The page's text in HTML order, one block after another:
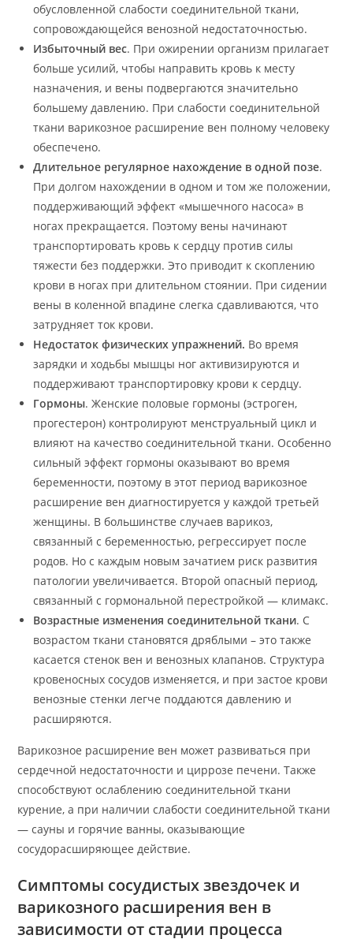
обусловленной слабости соединительной ткани,
сопровождающейся венозной недостаточностью.
Избыточный вес. При ожирении организм прилагает
больше усилий, чтобы направить кровь к месту
назначения, и вены подвергаются значительно
большему давлению. При слабости соединительной
ткани варикозное расширение вен полному человеку
обеспечено.
Длительное регулярное нахождение в одной позе.
При долгом нахождении в одном и том же положении,
поддерживающий эффект «мышечного насоса» в
ногах прекращается. Поэтому вены начинают
транспортировать кровь к сердцу против силы
тяжести без поддержки. Это приводит к скоплению
крови в ногах при длительном стоянии. При сидении
вены в коленной впадине слегка сдавливаются, что
затрудняет ток крови.
Недостаток физических упражнений. Во время
зарядки и ходьбы мышцы ног активизируются и
поддерживают транспортировку крови к сердцу.
Гормоны. Женские половые гормоны (эстроген,
прогестерон) контролируют менструальный цикл и
влияют на качество соединительной ткани. Особенно
сильный эффект гормоны оказывают во время
беременности, поэтому в этот период варикозное
расширение вен диагностируется у каждой третьей
женщины. В большинстве случаев варикоз,
связанный с беременностью, регрессирует после
родов. Но с каждым новым зачатием риск развития
патологии увеличивается. Второй опасный период,
связанный с гормональной перестройкой — климакс.
Возрастные изменения соединительной ткани. С
возрастом ткани становятся дряблыми – это также
касается стенок вен и венозных клапанов. Структура
кровеносных сосудов изменяется, и при застое крови
венозные стенки легче поддаются давлению и
расширяются.
Варикозное расширение вен может развиваться при
сердечной недостаточности и циррозе печени. Также
способствуют ослаблению соединительной ткани
курение, а при наличии слабости соединительной ткани
— сауны и горячие ванны, оказывающие
сосудорасширяющее действие.
Симптомы сосудистых звездочек и
варикозного расширения вен в
зависимости от стадии процесса